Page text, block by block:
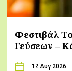
Φεστιβάλ
Γεύσεων –
12 Αυγ 2026